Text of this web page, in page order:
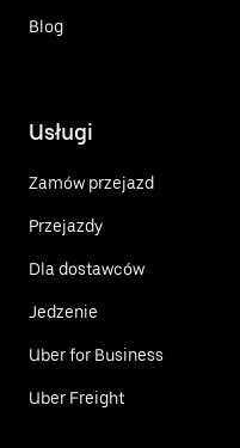
Blog
Usługi
Zamów przejazd
Przejazdy
Dla dostawców
Jedzenie
Uber for Business
Uber Freight